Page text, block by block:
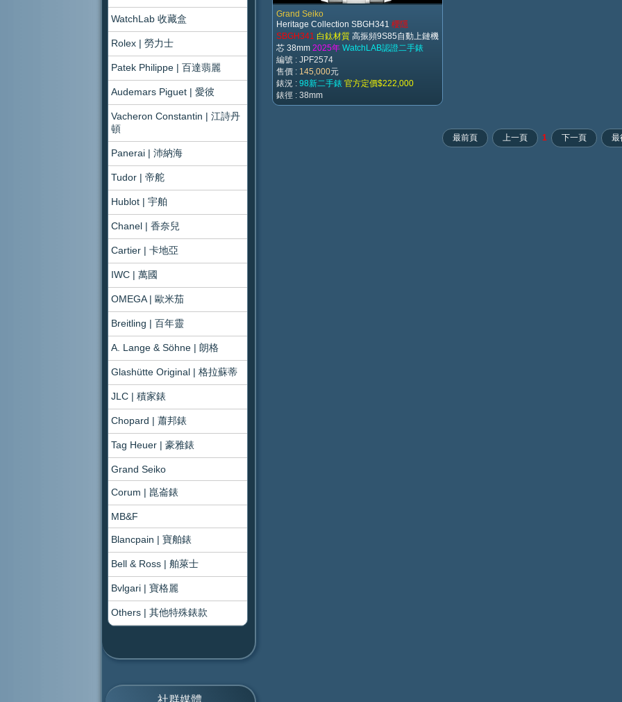
WatchLab 收藏盒
Rolex | 勞力士
Patek Philippe | 百達翡麗
Audemars Piguet | 愛彼
Vacheron Constantin | 江詩丹
頓
Panerai | 沛納海
Tudor | 帝舵
Hublot | 宇舶
Chanel | 香奈兒
Cartier | 卡地亞
IWC | 萬國
OMEGA | 歐米茄
Breitling | 百年靈
A. Lange & Söhne | 朗格
Glashütte Original | 格拉蘇蒂
JLC | 積家錶
Chopard | 蕭邦錶
Tag Heuer | 豪雅錶
Grand Seiko
Corum | 崑崙錶
MB&F
Blancpain | 寶舶錶
Bell & Ross | 舶萊士
Bvlgari | 寶格麗
Others | 其他特殊錶款
社群媒體
Grand Seiko
Heritage Collection SBGH341 櫻隱
SBGH341 白鈦材質 高振頻9S85自動上鏈機
芯 38mm 2025年 WatchLAB認證二手錶
編號 : JPF2574
售價 : 145,000元
錶況 : 98新二手錶官方定價$222,000
錶徑 : 38mm
最前頁 上一頁 1 下一頁 最